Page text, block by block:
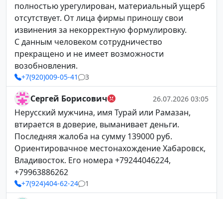
полностью урегулирован, материальный ущерб
отсутствует. От лица фирмы приношу свои
извинения за некорректную формулировку.
С данным человеком сотрудничество
прекращено и не имеет возможности
возобновления.
+7(920)009-05-41 3
Сергей Борисович 26.07.2026 03:05
Нерусский мужчина, имя Турай или Рамазан,
втирается в доверие, выманивает деньги.
Последняя жалоба на сумму 139000 руб.
Ориентировачное местонахождение Хабаровск,
Владивосток. Его номера +79244046224,
+79963886262
+7(924)404-62-24 1